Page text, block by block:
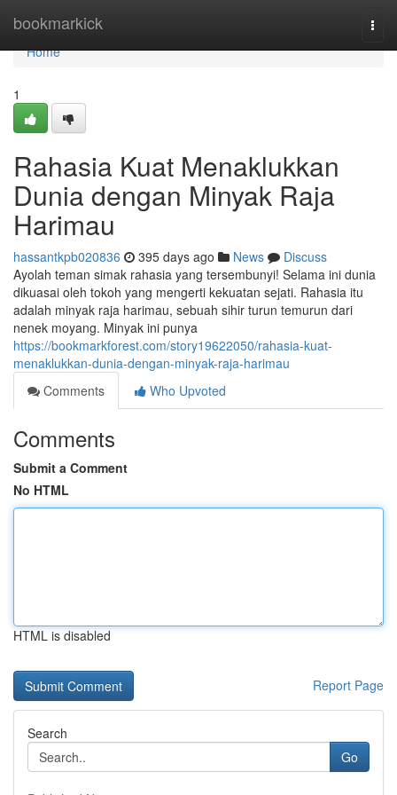
bookmarkick
Home
Home
1
Rahasia Kuat Menaklukkan
Dunia dengan Minyak Raja
Harimau
hassantkpb020836 395 days ago News
Discuss
Ayolah teman simak rahasia yang tersembunyi! Selama ini dunia
dikuasai oleh tokoh yang mengerti kekuatan sejati. Rahasia itu
adalah minyak raja harimau, sebuah sihir turun temurun dari
nenek moyang. Minyak ini punya
https://bookmarkforest.com/story19622050/rahasia-kuat-
menaklukkan-dunia-dengan-minyak-raja-harimau
Comments
Who Upvoted
Comments
Submit a Comment
No HTML
HTML is disabled
Report Page
Search
Go